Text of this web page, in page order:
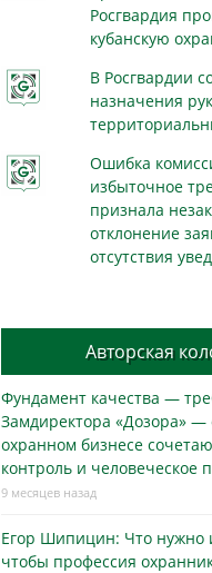
Росгвардия
кубанскую
В Росгвардии
назначения
Ошибка
избыточное
признала
отклонение
отсутствия
Авторская
Фундамент качества —
Замдиректора «Дозора» —
охранном бизнесe
контроль и человеческое
9 месяцев назад
Егор Шипицин: Что нужно
чтобы профессия